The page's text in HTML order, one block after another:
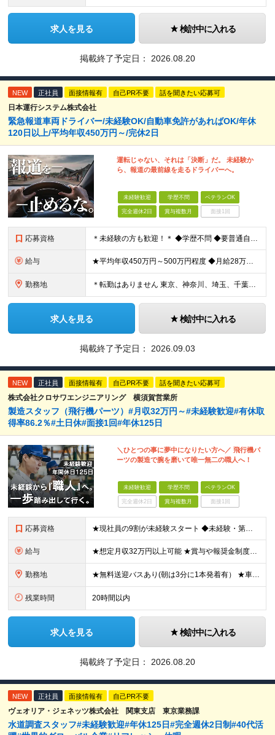
求人を見る 検討中に入れる
掲載終了予定日： 2026.08.20
NEW 正社員 面接情報有 自己PR不要 話を聞きたい応募可
日本運行システム株式会社
緊急報道車両ドライバー/未経験OK/自動車免許があればOK/年休
120日以上/平均年収450万円～/完休2日
運転じゃない、それは「決断」だ。 未経験か
ら、報道の最前線を走るドライバーへ。
未経験歓迎 学歴不問 ベテランOK
完全週休2日 賞与複数月 面接1回
応募資格 ＊未経験の方も歓迎！＊ ◆学歴不問 ◆要普通自動車第一種運転免許 ◆守秘義務を守れる方 ※以下の経験が活かせます ・ホスピタリティ・マナーを大事に人と接する仕事の経験 ・整備士やディーラーなど、車
給与 ★平均年収450万円～500万円程度 ◆月給28万円～＋賞与2回＋交通費全額支給＋役職手当 ※試用期間2カ月あり（期間中の雇用形態、待遇に差異はありません） ※月給には月20時間分のみなし残業代3万
勤務地 ＊転勤はありません 東京、神奈川、埼玉、千葉県内での勤務となります ※基本的には直行直帰・配属は通いやすさを考慮します ※U・Iターン歓迎 ※東京勤務メインとなります 【本社】 東京都中央区銀座1
求人を見る 検討中に入れる
掲載終了予定日： 2026.09.03
NEW 正社員 面接情報有 自己PR不要 話を聞きたい応募可
株式会社クロサワエンジニアリング 横須賀営業所
製造スタッフ（飛行機パーツ）#月収32万円～#未経験歓迎#有休取
得率86.2％#土日休#面接1回#年休125日
＼ひとつの事に夢中になりたい方へ／ 飛行機パ
ーツの製造で腕を磨いて唯一無二の職人へ！
未経験歓迎 学歴不問 ベテランOK
完全週休2日 賞与複数月 面接1回
応募資格 ★現社員の9割が未経験スタート ◆未経験・第二新卒歓迎 ◆学歴不問！経験不問！資格不問！ ≪こんな方にピッタリ≫ □ 飛行機が好き、興味がある方 □ マニュアルがある環境でコツコツ作業したい方
給与 ★想定月収32万円以上可能 ★賞与や報奨金制度などモチベーション高く働ける制度がそろっています 月給25万円～+残業代全額支給＋各種手当+賞与年2回 ※試用期間2ヶ月あり（給与・待遇に差異はありませ
勤務地 ★無料送迎バスあり(朝は3分に1本発着有） ★車・バイク・自転車通勤OK 神奈川県横須賀市夏島町19番地 ※自動車・バイク通勤に関しては駐車場の空き状況による (変更の範囲)上記を除く当社関連勤
残業時間 20時間以内
求人を見る 検討中に入れる
掲載終了予定日： 2026.08.20
NEW 正社員 面接情報有 自己PR不要
ヴェオリア・ジェネッツ株式会社 関東支店 東京業務課
水道調査スタッフ#未経験歓迎#年休125日#完全週休2日制#40代活